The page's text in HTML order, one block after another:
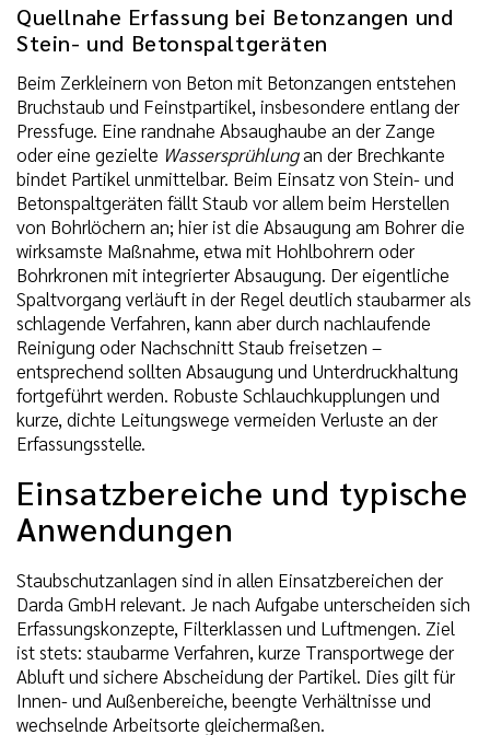
Quellnahe Erfassung bei Betonzangen und
Stein- und Betonspaltgeräten
Beim Zerkleinern von Beton mit Betonzangen entstehen
Bruchstaub und Feinstpartikel, insbesondere entlang der
Pressfuge. Eine randnahe Absaughaube an der Zange
oder eine gezielte Wassersprühlungan der Brechkante
bindet Partikel unmittelbar. Beim Einsatz von Stein- und
Betonspaltgeräten fällt Staub vor allem beim Herstellen
von Bohrlöchern an; hier ist die Absaugung am Bohrer die
wirksamste Maßnahme, etwa mit Hohlbohrern oder
Bohrkronen mit integrierter Absaugung. Der eigentliche
Spaltvorgang verläuft in der Regel deutlich staubarmer als
schlagende Verfahren, kann aber durch nachlaufende
Reinigung oder Nachschnitt Staub freisetzen –
entsprechend sollten Absaugung und Unterdruckhaltung
fortgeführt werden. Robuste Schlauchkupplungen und
kurze, dichte Leitungswege vermeiden Verluste an der
Erfassungsstelle.
Einsatzbereiche und typische
Anwendungen
Staubschutzanlagen sind in allen Einsatzbereichen der
Darda GmbH relevant. Je nach Aufgabe unterscheiden sich
Erfassungskonzepte, Filterklassen und Luftmengen. Ziel
ist stets: staubarme Verfahren, kurze Transportwege der
Abluft und sichere Abscheidung der Partikel. Dies gilt für
Innen- und Außenbereiche, beengte Verhältnisse und
wechselnde Arbeitsorte gleichermaßen.